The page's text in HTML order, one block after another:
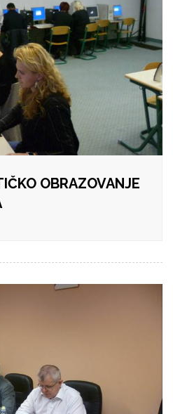
OBRAZOVANJE